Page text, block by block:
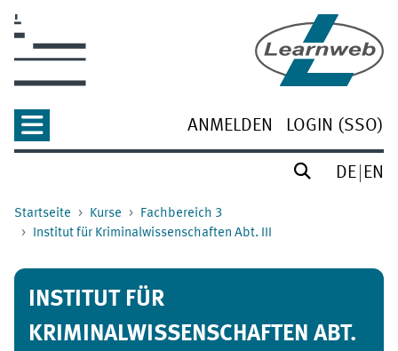
ANMELDEN LOGIN (SSO)
DE EN
Startseite Kurse
Fachbereich 3
Institut für Kriminalwissenschaften Abt. III
INSTITUT FÜR
KRIMINALWISSENSCHAFTEN ABT.